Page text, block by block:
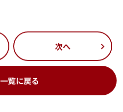
一覧に戻る
次へ